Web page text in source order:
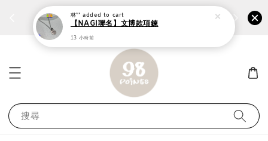
個性鋼戒任兩件1300⚡ 前往選購 ›› 加
搜尋
林** added to cart
【NAGI聯名】文博款項鍊
13 小時前